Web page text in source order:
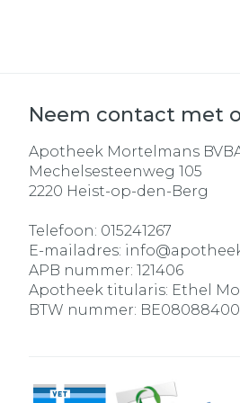
Neem contact met
Apotheek Mortelmans
Mechelsesteenweg 105
2220 Heist-op-den-Berg
Telefoon: 015241267
E-mailadres: info@
APB nummer: 121406
Apotheek titularis: Ethel
BTW nummer: